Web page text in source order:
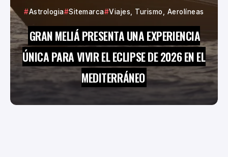
Astrologia Sitemarca Viajes, Turismo, Aerolíneas
GRAN MELIÁ PRESENTA UNA EXPERIENCIA
ÚNICA PARA VIVIR EL ECLIPSE DE 2026 EN EL
MEDITERRÁNEO